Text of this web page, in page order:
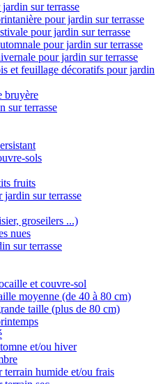
sur terrasse
pour jardin sur terrasse
pour jardin sur terrasse
pour jardin sur terrasse
pour jardin sur terrasse
et feuillage décoratifs pour jardin
bruyère
sur terrasse
sols
fruits
jardin sur terrasse
groseilers ...)
nues
sur terrasse
et couvre-sol
moyenne (de 40 à 80 cm)
taille (plus de 80 cm)
et/ou hiver
terrain humide et/ou frais